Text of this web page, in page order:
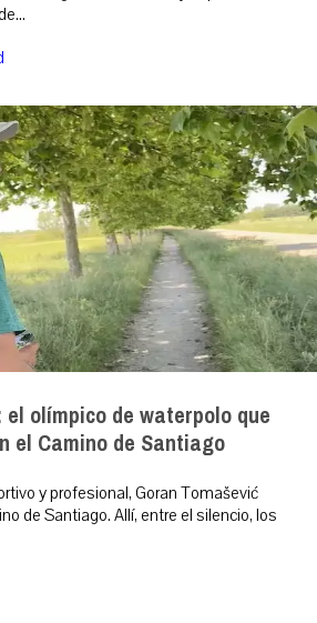
olímpico de waterpolo que
el Camino de Santiago
y profesional, Goran Tomašević
de Santiago. Allí, entre el silencio, los